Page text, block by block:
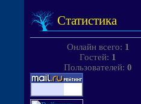
Статистика
Онлайн всего: 1
Гостей: 1
Пользователей: 0